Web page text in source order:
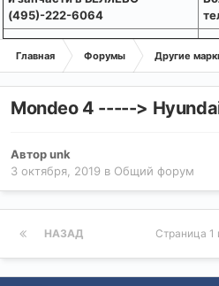
(495)-222-6064
Главная Форумы Другие
Mondeo 4 ----->
Авторunk
3 октября, 2019 в Общий форум
НАЗАД Страница 1